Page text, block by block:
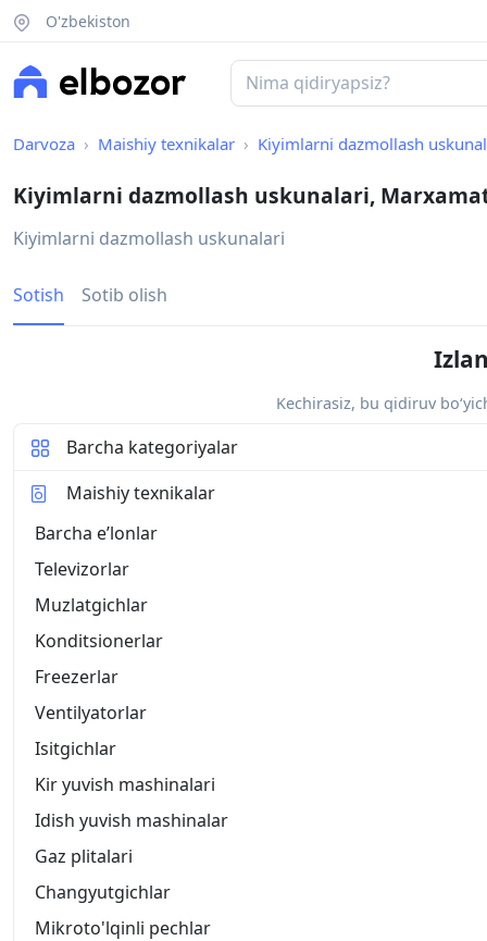
O'zbekiston
Darvoza Maishiy texnikalar Kiyimlarni dazmollash
Kiyimlarni dazmollash uskunalari,
Kiyimlarni dazmollash uskunalari
Sotish Sotib olish
Kechirasiz, bu qidiruv
Barcha kategoriyalar
Maishiy texnikalar
Barcha eʼlonlar
Televizorlar
Muzlatgichlar
Konditsionerlar
Freezerlar
Ventilyatorlar
Isitgichlar
Kir yuvish mashinalari
Idish yuvish mashinalar
Gaz plitalari
Changyutgichlar
Mikroto'lqinli pechlar